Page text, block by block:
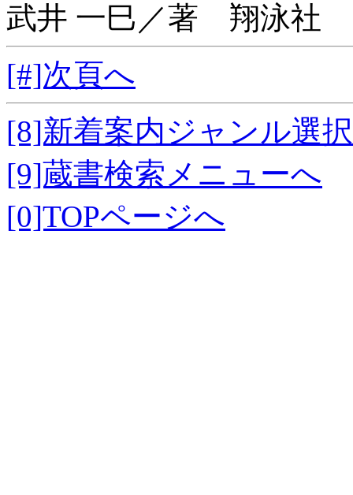
武井 一巳／著 翔泳社
[#]次頁へ
[8]新着案内ジャンル選
[9]蔵書検索メニューへ
[0]TOPページへ